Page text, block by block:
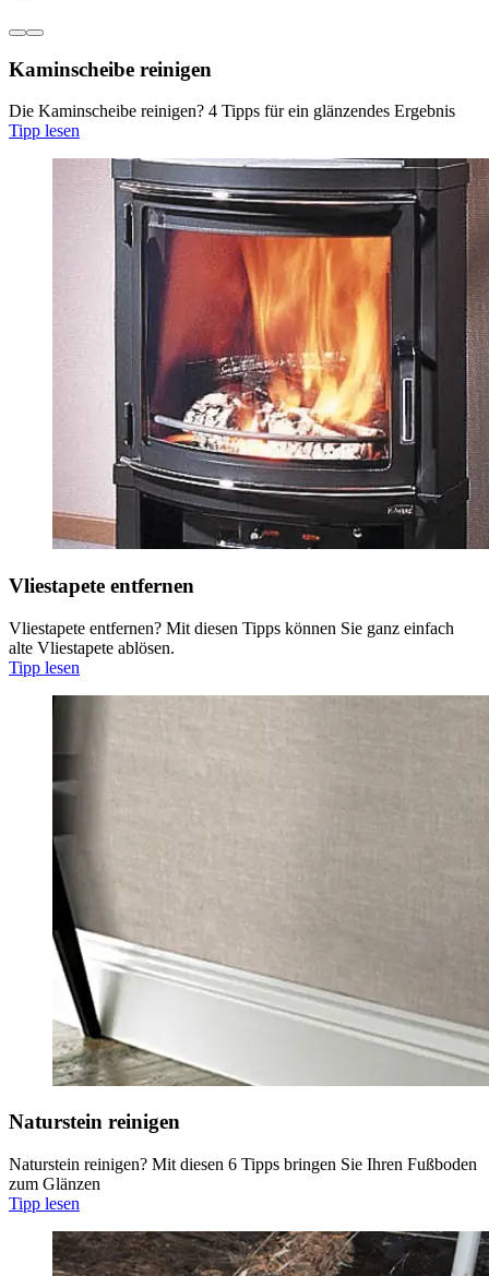
Kaminscheibe reinigen
Die Kaminscheibe reinigen? 4 Tipps für ein glänzendes Ergebnis
Tipp lesen
Vliestapete entfernen
Vliestapete entfernen? Mit diesen Tipps können Sie ganz einfach
alte Vliestapete ablösen.
Tipp lesen
Naturstein reinigen
Naturstein reinigen? Mit diesen 6 Tipps bringen Sie Ihren Fußboden
zum Glänzen
Tipp lesen